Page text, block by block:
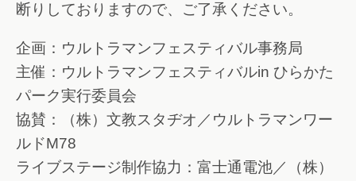
断りしておりますので、ご了承ください。
企画：ウルトラマンフェスティバル事務局
主催：ウルトラマンフェスティバルin ひらかた
パーク実行委員会
協賛：（株）文教スタヂオ／ウルトラマンワー
ルドM78
ライブステージ制作協力：富士通電池／（株）